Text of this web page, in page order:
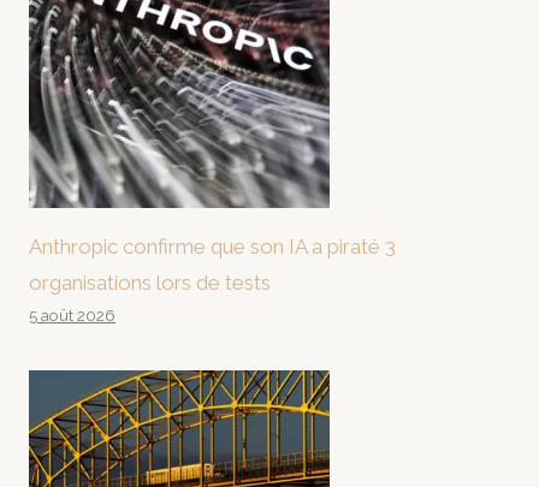
Anthropic confirme que son IA a piraté 3
organisations lors de tests
5 août 2026